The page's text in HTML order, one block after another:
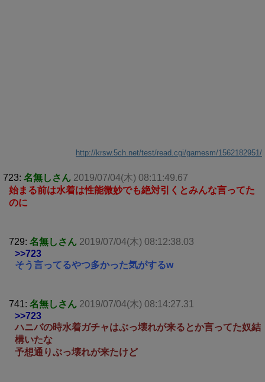
http://krsw.5ch.net/test/read.cgi/gamesm/1562182951/
723: 名無しさん 2019/07/04(木) 08:11:49.67
始まる前は水着は性能微妙でも絶対引くとみんな言ってた
のに
729: 名無しさん 2019/07/04(木) 08:12:38.03
>>723
そう言ってるやつ多かった気がするw
741: 名無しさん 2019/07/04(木) 08:14:27.31
>>723
ハニバの時水着ガチャはぶっ壊れが来るとか言ってた奴結
構いたな
予想通りぶっ壊れが来たけど